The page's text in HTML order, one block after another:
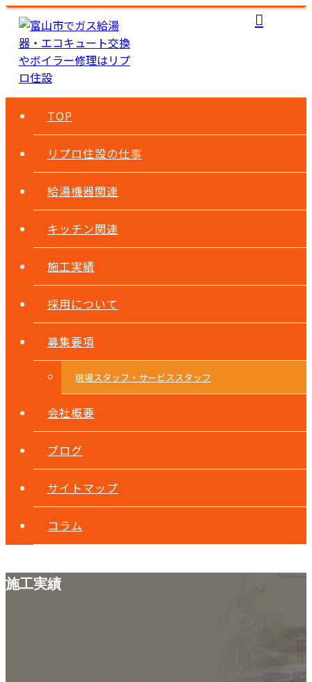
TOP
リプロ住設の仕事
給湯機器関連
キッチン関連
施工実績
採用について
募集要項
現場スタッフ・サービススタッフ
会社概要
ブログ
サイトマップ
コラム
施工実績